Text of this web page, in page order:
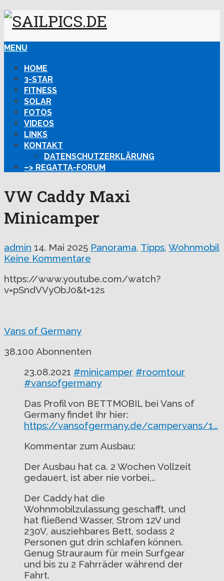
MENU
HOME
3-STAR
FITNESS
SOLAR
FOTOS
VIDEOS
LINKS
KONTAKT
DATENSCHUTZERKLÄRUNG
–> REGATTA-FORUM
VW Caddy Maxi
Minicamper
admin 14. Mai 2025 Panorama, Tipps, Wohnmobil
Keine Kommentare
https://www.youtube.com/watch?
v=pSndVVyObJ0&t=12s
Vans of Germany
38.100 Abonnenten
23.08.2021 #minicamper #roomtour
#vansofgermany
Das Profil von BETTMOBIL bei Vans of
Germany findet Ihr hier:
https://vansofgermany.de/campervans/1…
Kommentar zum Ausbau:
Der Ausbau hat ca. 2 Wochen Vollzeit
gedauert, ist aber nie vorbei,..
Der Caddy hat die
Wohnmobilzulassung geschafft, und
hat fließend Wasser, Strom 12V und
230V, ausziehbares Bett, sodass 2
Personen gut drin schlafen können.
Genug Strauraum für mein Surfgear
und bis zu 2 Fahrräder während der
Fahrt.